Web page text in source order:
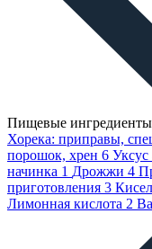
Пищевые ингредиенты
Хорека: приправы,
порошок, хрен 6 Уксус
начинка 1 Дрожжи 4
приготовления 3
Лимонная кислота 2